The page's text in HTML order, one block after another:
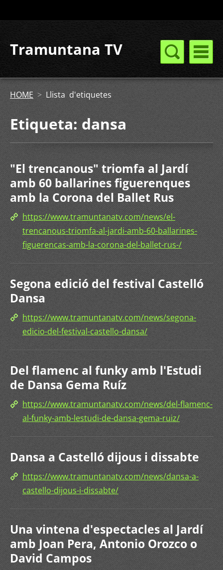
Tramuntana TV
HOME > Llista d'etiquetes
Etiqueta: dansa
"El trencanous" triomfa al Jardí
amb 60 ballarines figuerenques
amb la Corona del Ballet Rus
https://www.tramuntanatv.com/news/el-
trencanous-triomfa-al-jardi-amb-60-ballarines-
figuerencas-amb-la-corona-del-ballet-rus-/
Segona edició del festival Castelló
Dansa
https://www.tramuntanatv.com/news/segona-
edicio-del-festival-castello-dansa/
Del flamenc al funky amb l'Estudi
de Dansa Gema Ruíz
https://www.tramuntanatv.com/news/del-flamenc-
al-funky-amb-lestudi-de-dansa-gema-ruiz/
Dansa a Castelló dijous i dissabte
https://www.tramuntanatv.com/news/dansa-a-
castello-dijous-i-dissabte/
Una vintena d'espectacles al Jardí
amb Joan Pera, Antonio Orozco o
David Campos